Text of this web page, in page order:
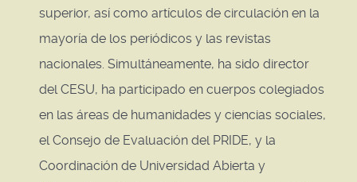
superior, así como artículos de circulación en la
mayoría de los periódicos y las revistas
nacionales. Simultáneamente, ha sido director
del CESU, ha participado en cuerpos colegiados
en las áreas de humanidades y ciencias sociales,
el Consejo de Evaluación del PRIDE, y la
Coordinación de Universidad Abierta y